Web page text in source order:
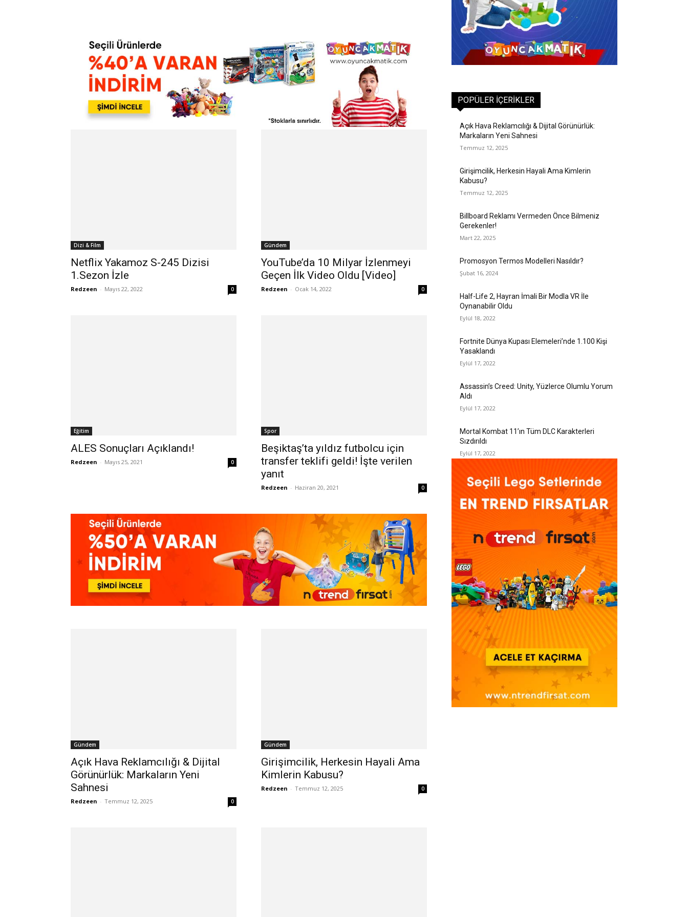
Dizi & Film
Netflix Yakamoz S-245 Dizisi
1.Sezon İzle
Redzeen - Mayıs 22, 2022 0
Gündem
YouTube’da 10 Milyar İzlenmeyi
Geçen İlk Video Oldu [Video]
Redzeen - Ocak 14, 2022 0
Eğitim
ALES Sonuçları Açıklandı!
Redzeen - Mayıs 25, 2021 0
Spor
Beşiktaş’ta yıldız futbolcu için
transfer teklifi geldi! İşte verilen
yanıt
Redzeen - Haziran 20, 2021 0
Gündem
Açık Hava Reklamcılığı & Dijital
Görünürlük: Markaların Yeni
Sahnesi
Redzeen - Temmuz 12, 2025 0
Gündem
Girişimcilik, Herkesin Hayali Ama
Kimlerin Kabusu?
Redzeen - Temmuz 12, 2025 0
POPÜLER İÇERIKLER
Açık Hava Reklamcılığı & Dijital Görünürlük:
Markaların Yeni Sahnesi
Temmuz 12, 2025
Girişimcilik, Herkesin Hayali Ama Kimlerin
Kabusu?
Temmuz 12, 2025
Billboard Reklamı Vermeden Önce Bilmeniz
Gerekenler!
Mart 22, 2025
Promosyon Termos Modelleri Nasıldır?
Şubat 16, 2024
Half-Life 2, Hayran İmali Bir Modla VR İle
Oynanabilir Oldu
Eylül 18, 2022
Fortnite Dünya Kupası Elemeleri’nde 1.100 Kişi
Yasaklandı
Eylül 17, 2022
Assassin’s Creed: Unity, Yüzlerce Olumlu Yorum
Aldı
Eylül 17, 2022
Mortal Kombat 11’ın Tüm DLC Karakterleri
Sızdırıldı
Eylül 17, 2022